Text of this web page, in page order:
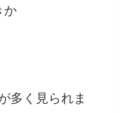
か
多く見られま